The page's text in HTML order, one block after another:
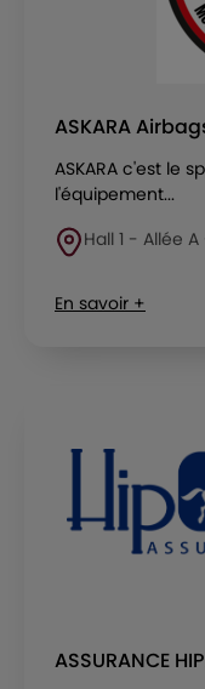
ASKARA
ASKARA c'est le
l'équipement...
Hall 1 - Allée
En savoir +
ASSURANCE